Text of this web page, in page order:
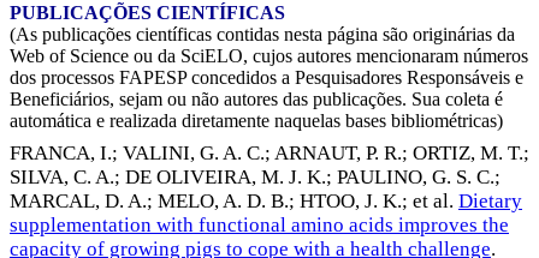
PUBLICAÇÕES CIENTÍFICAS
(As publicações científicas contidas nesta página são originárias da
Web of Science ou da SciELO, cujos autores mencionaram números
dos processos FAPESP concedidos a Pesquisadores Responsáveis e
Beneficiários, sejam ou não autores das publicações. Sua coleta é
automática e realizada diretamente naquelas bases bibliométricas)
FRANCA, I.; VALINI, G. A. C.; ARNAUT, P. R.; ORTIZ, M. T.;
SILVA, C. A.; DE OLIVEIRA, M. J. K.; PAULINO, G. S. C.;
MARCAL, D. A.; MELO, A. D. B.; HTOO, J. K.; et al. Dietary
supplementation with functional amino acids improves the
capacity of growing pigs to cope with a health challenge.